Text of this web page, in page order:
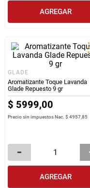
AGREGAR
GLADE
Aromatizante Toque Lavanda
Glade Repuesto 9 gr
$ 5999,00
Precio sin impuestos Nac.$ 4957,85
AGREGAR